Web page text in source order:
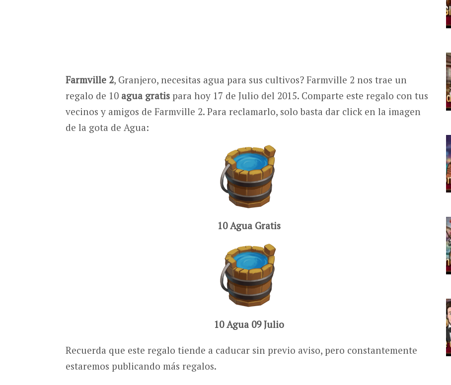
Farmville 2, Granjero, necesitas agua para sus cultivos? Farmville 2 nos trae un
regalo de 10 agua gratis para hoy 17 de Julio del 2015. Comparte este regalo con tus
vecinos y amigos de Farmville 2. Para reclamarlo, solo basta dar click en la imagen
de la gota de Agua:
10 Agua Gratis
10 Agua 09 Julio
Recuerda que este regalo tiende a caducar sin previo aviso, pero constantemente
estaremos publicando más regalos.